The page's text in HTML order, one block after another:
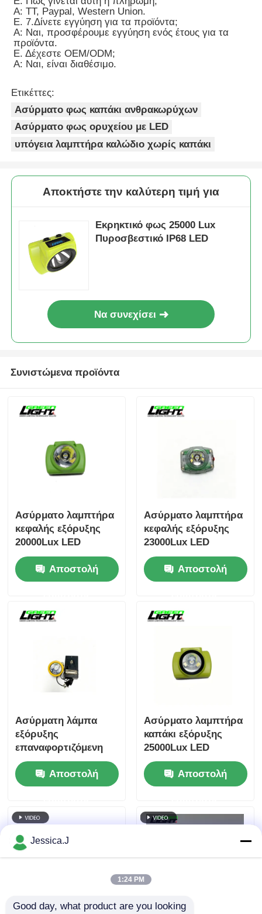
Α: TT, Paypal, Western Union.
Ε. 7.Δίνετε εγγύηση για τα προϊόντα;
Α: Ναι, προσφέρουμε εγγύηση ενός έτους για τα
προϊόντα.
Ε. Δέχεστε OEM/ODM;
Α: Ναι, είναι διαθέσιμο.
Ετικέττες:
Ασύρματο φως καπάκι ανθρακωρύχων
Ασύρματο φως ορυχείου με LED
υπόγεια λαμπτήρα καλώδιο χωρίς καπάκι
Αποκτήστε την καλύτερη τιμή για
Εκρηκτικό φως 25000 Lux
Πυροσβεστικό IP68 LED
Να συνεχίσει
Συνιστώμενα προϊόντα
Ασύρματο λαμπτήρα
κεφαλής εξόρυξης
20000Lux LED
λαμπτήρα εξόρυξης
IP68
επαναφορτιζόμενο
με οθόνη OLED GLC-
6
Αποστολή
Ασύρματο λαμπτήρα
κεφαλής εξόρυξης
23000Lux LED
ορυχείο προβολέας
IP68
επαναφορτιζόμενο
ανθρακωρύχου με
μαγνητική φόρτιση
Αποστολή
Ασύρματη λάμπα
εξόρυξης
επαναφορτιζόμενη
λάμπα κεφαλής LED
για ανθρακωρύχους
5000Lux Ελαφριά
2
Αποστολή
Ασύρματο λαμπτήρα
καπάκι εξόρυξης
25000Lux LED
λαμπτήρα εξόρυξης
IP68
επαναφορτιζόμενο
με οθόνη OLED GLC-
6S
Αποστολή
Jessica.J
1:24 PM
Good day, what product are you looking